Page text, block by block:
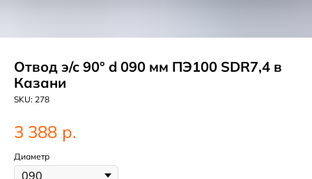
Отвод э/с 90° d 090 мм ПЭ100 SDR7,4 в
Казани
SKU: 278
3 388 р.
Диаметр